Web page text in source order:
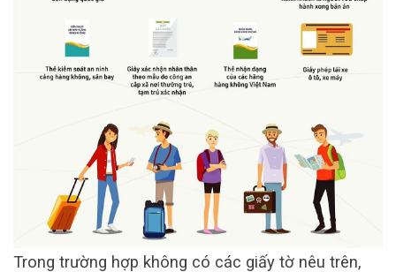
Trong trường hợp không có các giấy tờ nêu trên,